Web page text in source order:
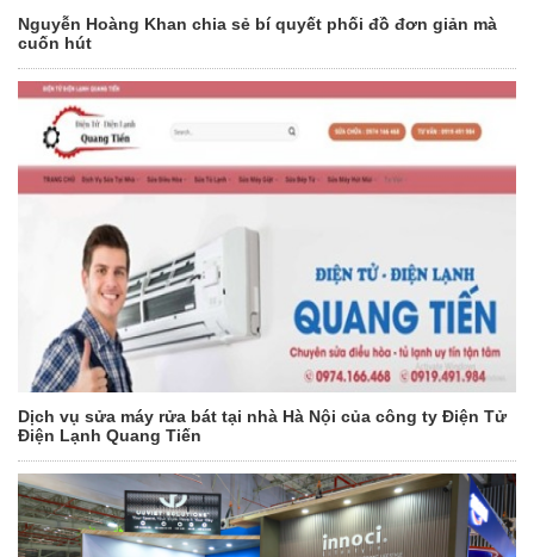
Nguyễn Hoàng Khan chia sẻ bí quyết phối đồ đơn giản mà
cuốn hút
Dịch vụ sửa máy rửa bát tại nhà Hà Nội của công ty Điện Tử
Điện Lạnh Quang Tiến